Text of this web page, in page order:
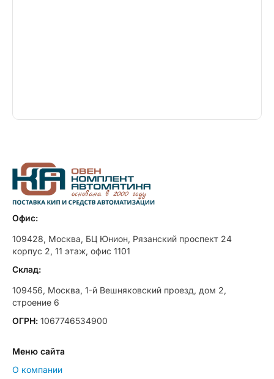
Офис:
109428, Москва, БЦ Юнион, Рязанский проспект 24
корпус 2, 11 этаж, офис 1101
Склад:
109456, Москва, 1-й Вешняковский проезд, дом 2,
строение 6
ОГРН: 1067746534900
Меню сайта
О компании